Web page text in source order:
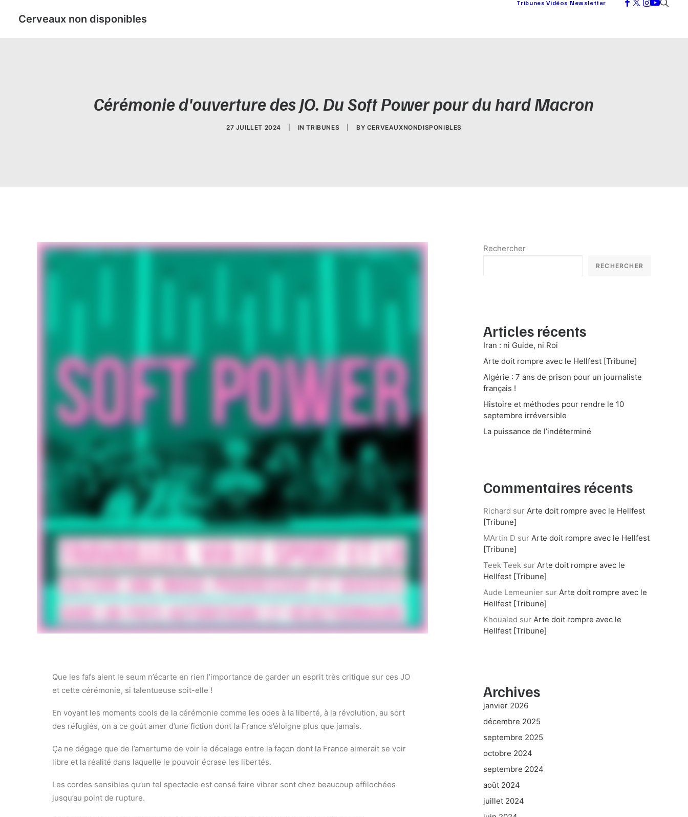
Cerveaux non disponibles
Tribunes Vidéos Newsletter
Cérémonie d'ouverture des JO. Du Soft Power pour du hard Macron
27 JUILLET 2024 INTRIBUNES BY CERVEAUXNONDISPONIBLES
Que les fafs aient le seum n’écarte en rien l’importance de garder un esprit très critique sur ces JO
et cette cérémonie, si talentueuse soit-elle !
En voyant les moments cools de la cérémonie comme les odes à la liberté, à la révolution, au sort
des réfugiés, on a ce goût amer d’une fiction dont la France s’éloigne plus que jamais.
Ça ne dégage que de l’amertume de voir le décalage entre la façon dont la France aimerait se voir
libre et la réalité dans laquelle le pouvoir écrase les libertés.
Les cordes sensibles qu’un tel spectacle est censé faire vibrer sont chez beaucoup effilochées
jusqu’au point de rupture.
Rechercher
RECHERCHER
Articles récents
Iran : ni Guide, ni Roi
Arte doit rompre avec le Hellfest [Tribune]
Algérie : 7 ans de prison pour un journaliste
français !
Histoire et méthodes pour rendre le 10
septembre irréversible
La puissance de l’indéterminé
Commentaires récents
Richard sur Arte doit rompre avec le Hellfest
[Tribune]
MArtin D sur Arte doit rompre avec le Hellfest
[Tribune]
Teek Teek sur Arte doit rompre avec le
Hellfest [Tribune]
Aude Lemeunier sur Arte doit rompre avec le
Hellfest [Tribune]
Khoualed sur Arte doit rompre avec le
Hellfest [Tribune]
Archives
janvier 2026
décembre 2025
septembre 2025
octobre 2024
septembre 2024
août 2024
juillet 2024